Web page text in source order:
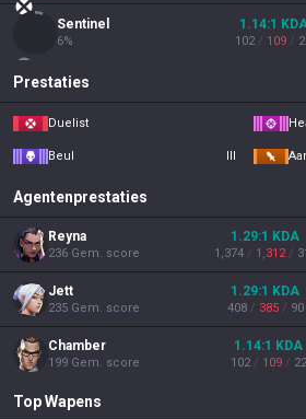
Sentinel
6%
1.14:1
102 / 109 /
Prestaties
Duelist
Beul III
Agentenprestaties
Reyna
236 Gem. score
1.29:1 KDA
1,374 / 1,312/
Jett
235 Gem. score
1.29:1 KDA
408 / 385/ 90
Chamber
199 Gem. score
1.14:1 KDA
102 / 109/ 22
Top Wapens